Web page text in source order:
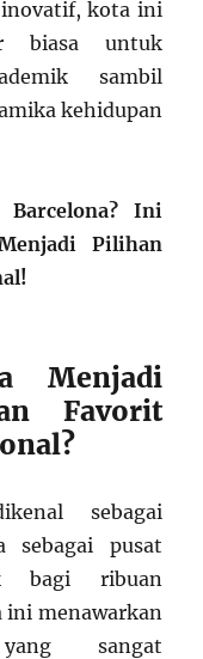
kota ini
biasa untuk
sambil
kehidupan
Ini
Pilihan
Menjadi
Favorit
sebagai
sebagai pusat
bagi ribuan
ini menawarkan
sangat